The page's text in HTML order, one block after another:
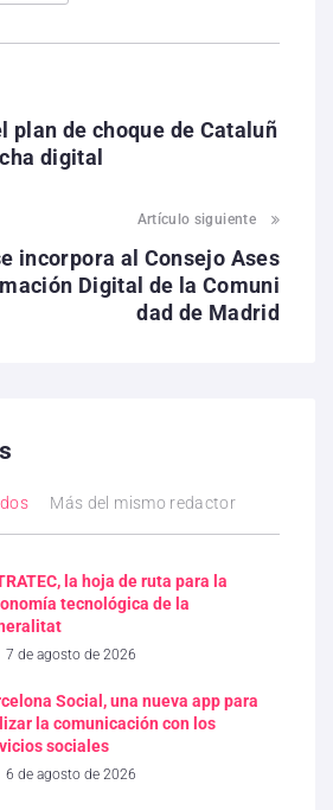
plan de choque de Cataluñ
digital
Artículo siguiente
incorpora al Consejo Ases
Digital de la Comuni
dad de Madrid
Más del mismo redactor
la hoja de ruta para la
tecnológica de la
7 de agosto de 2026
Social, una nueva app para
la comunicación con los
sociales
6 de agosto de 2026